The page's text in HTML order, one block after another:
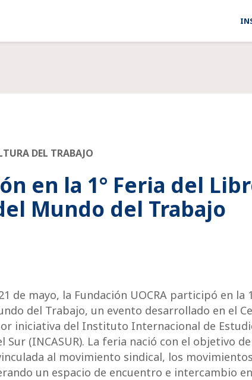
DEL TRABAJO
en la 1° Feria del
Mundo del Trabajo
de mayo, la Fundación UOCRA participó en la
del Trabajo, un evento desarrollado en el
iniciativa del Instituto Internacional de
Sur (INCASUR). La feria nació con el objetivo
al movimiento sindical, los
un espacio de encuentro e intercambio